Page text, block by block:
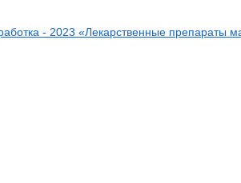
- 2023 «Лекарственные препараты